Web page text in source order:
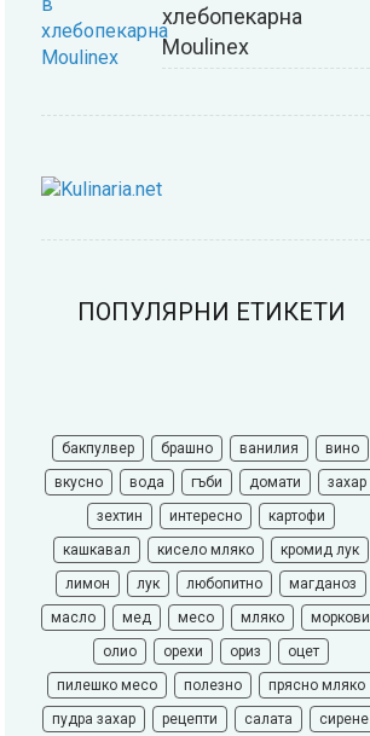
хлебопекарна
Moulinex
ПОПУЛЯРНИ ЕТИКЕТИ
бакпулвер брашно ванилия
вино
вкусно
вода гъби домати
захар
зехтин
интересно
картофи
кашкавал
кисело мляко
кромид лук
лимон
лук любопитно
магданоз
масло
мед месо мляко
моркови
олио
орехи ориз
оцет
пилешко месо
полезно
прясно мляко
пудра захар
рецепти салата сирене